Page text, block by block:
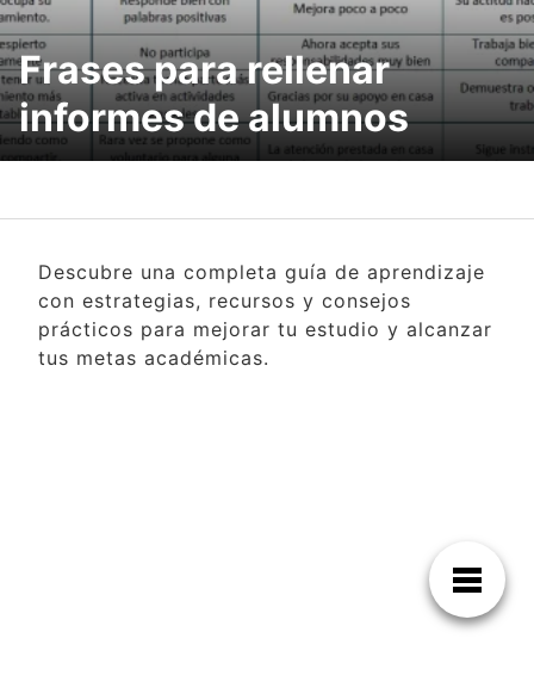
Frases para rellenar
informes de alumnos
Descubre una completa guía de aprendizaje
con estrategias, recursos y consejos
prácticos para mejorar tu estudio y alcanzar
tus metas académicas.